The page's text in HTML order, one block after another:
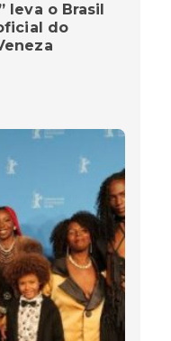
leva o Brasil
do